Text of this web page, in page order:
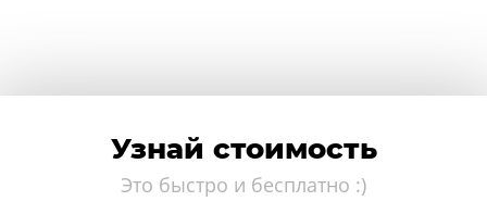
Узнай стоимость
Это быстро и бесплатно :)